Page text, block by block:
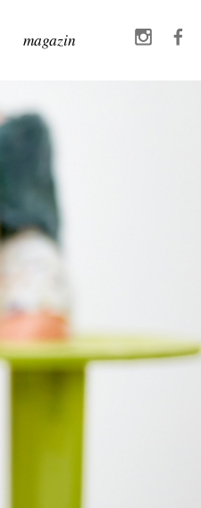
magazin